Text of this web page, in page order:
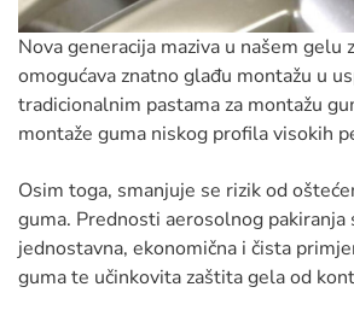
Nova generacija maziva u našem gelu
omogućava znatno glađu montažu u
tradicionalnim pastama za montažu
montaže guma niskog profila visokih
Osim toga, smanjuje se rizik od
guma. Prednosti aerosolnog pakiranja
jednostavna, ekonomična i čista
guma te učinkovita zaštita gela od